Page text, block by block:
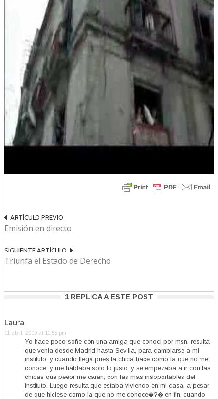
ARTÍCULO PREVIO
Emisión en directo
SIGUIENTE ARTÍCULO
Triunfa el Estado de Derecho
1 REPLICA A ESTE POST
Laura
11 abril, 2009 at 11:55 pm
Yo hace poco soñe con una amiga que conoci por msn, resulta
que venia desde Madrid hasta Sevilla, para cambiarse a mi
instituto, y cuando llega pues la chica hace como la que no me
conoce, y me hablaba solo lo justo, y se empezaba a ir con las
chicas que peeor me caian, con las mas insoportables del
instituto. Luego resulta que estaba viviendo en mi casa, a pesar
de que hiciese como la que no me conoce�?� en fin, cuando